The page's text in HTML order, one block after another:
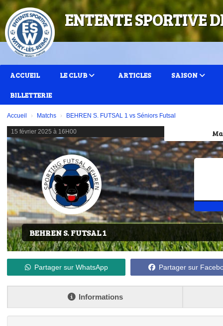
ENTENTE SPORTIVE
ACCUEIL LE CLUB ARTICLES SAISON
BILLETTERIE
Accueil Matchs BEHREN S. FUTSAL 1 vs Séniors Futsal
15 février 2025 à 16H00
BEHREN S. FUTSAL 1
Partager sur WhatsApp Partager sur
Informations
Panneau de gestion des cookies